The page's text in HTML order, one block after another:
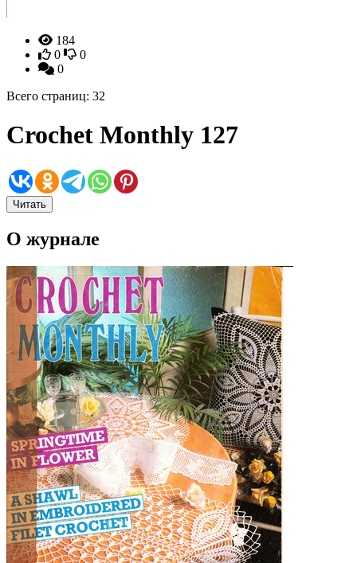
184
0
0
0
Всего страниц: 32
Crochet Monthly 127
Читать
О журнале